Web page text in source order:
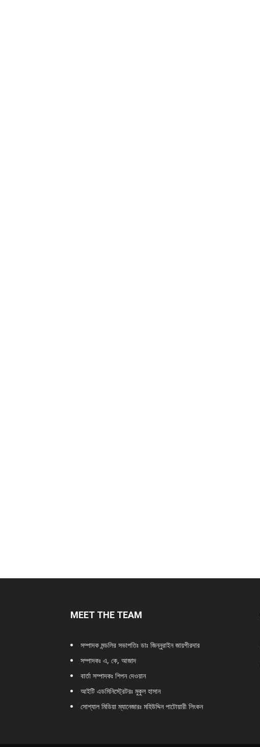
MEET THE TEAM
সম্পাদক মন্ডলির সভাপতিঃ ডাঃ জিন্নুরাইন জায়গীরদার
সম্পাদকঃ এ, কে, আজাদ
বার্তা সম্পাদকঃ শিপন দেওয়ান
আইটি এডমিনিস্ট্রেটরঃ মুকুল হাসান
সোশ্যাল মিডিয়া ম্যানেজারঃ মহিউদ্দিন পাটোয়ারী লিংকন